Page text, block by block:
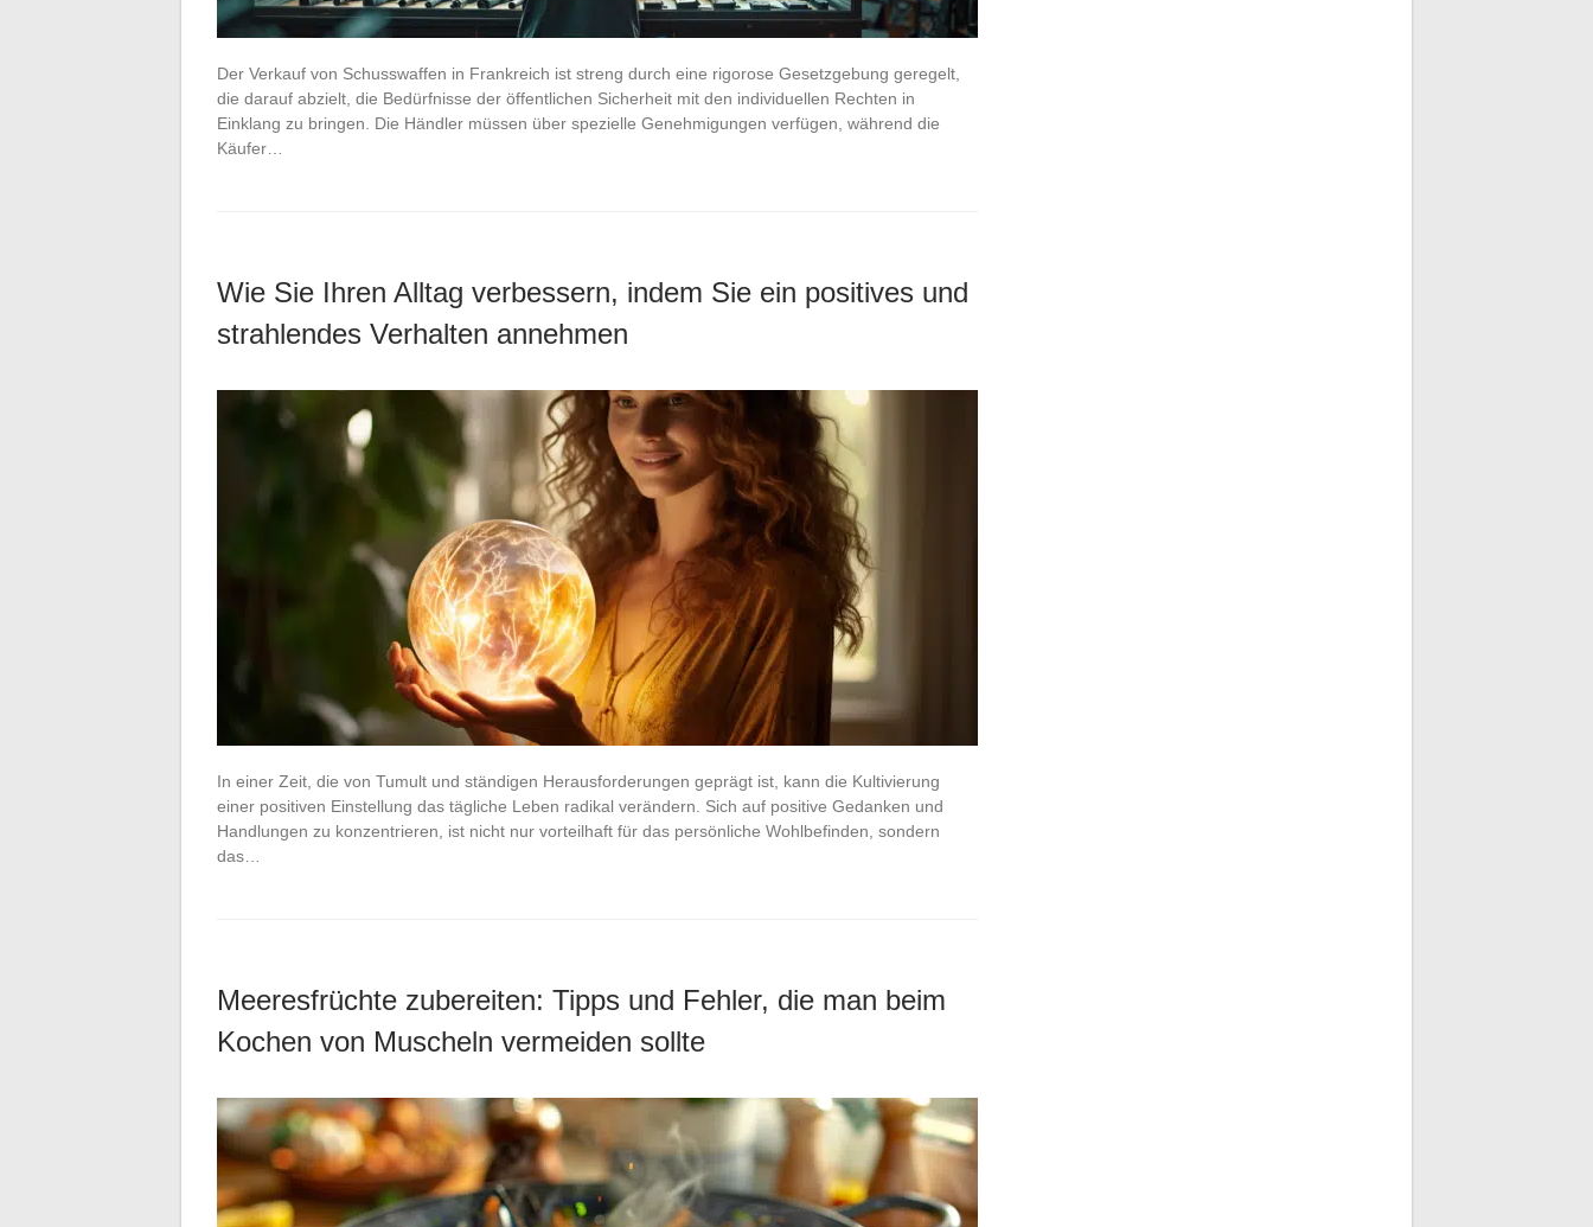
Der Verkauf von Schusswaffen in Frankreich ist streng durch eine rigorose Gesetzgebung geregelt,
die darauf abzielt, die Bedürfnisse der öffentlichen Sicherheit mit den individuellen Rechten in
Einklang zu bringen. Die Händler müssen über spezielle Genehmigungen verfügen, während die
Käufer…
Wie Sie Ihren Alltag verbessern, indem Sie ein positives und
strahlendes Verhalten annehmen
In einer Zeit, die von Tumult und ständigen Herausforderungen geprägt ist, kann die Kultivierung
einer positiven Einstellung das tägliche Leben radikal verändern. Sich auf positive Gedanken und
Handlungen zu konzentrieren, ist nicht nur vorteilhaft für das persönliche Wohlbefinden, sondern
das…
Meeresfrüchte zubereiten: Tipps und Fehler, die man beim
Kochen von Muscheln vermeiden sollte